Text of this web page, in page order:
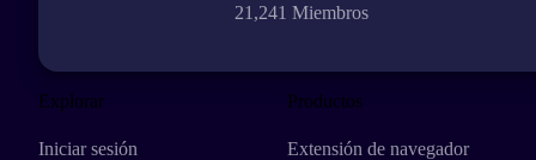
21,241 Miembros
Explorar
Iniciar sesión
Productos
Extensión de navegador